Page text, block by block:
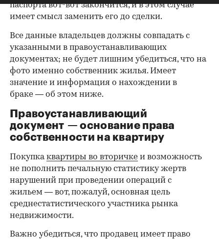
паспорта вот-вот закончится, и в этом случае
имеет смысл заменить его до сделки.
00:00 / 00:00
Все данные владельцев должны совпадать с
указанными в правоустанавливающих
документах; не будет лишним убедиться, что на
фото именно собственник жилья. Имеет
значение и информация о нахождении в
браке — об этом ниже.
Правоустанавливающий
документ — основание права
собственности на квартиру
Покупкаквартиры во вторичке и возможность
не пополнить печальную статистику жертв
нарушений при проведении операций с
жильем — вот, пожалуй, основная цель
среднестатистического участника рынка
недвижимости.
Важно убедиться, что продавец имеет право